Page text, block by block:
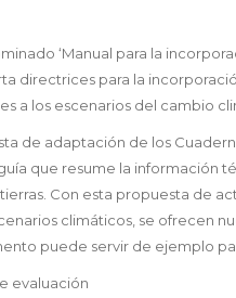
‘Manual para la
directrices para la
a los escenarios del cambio
de adaptación de los
que resume la
Con esta propuesta de
climáticos, se ofrecen
puede servir de ejemplo
evaluación